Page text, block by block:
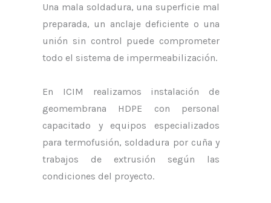
Una mala soldadura, una superficie mal
preparada, un anclaje deficiente o una
unión sin control puede comprometer
todo el sistema de impermeabilización.
En ICIM realizamos instalación de
geomembrana HDPE con personal
capacitado y equipos especializados
para termofusión, soldadura por cuña y
trabajos de extrusión según las
condiciones del proyecto.